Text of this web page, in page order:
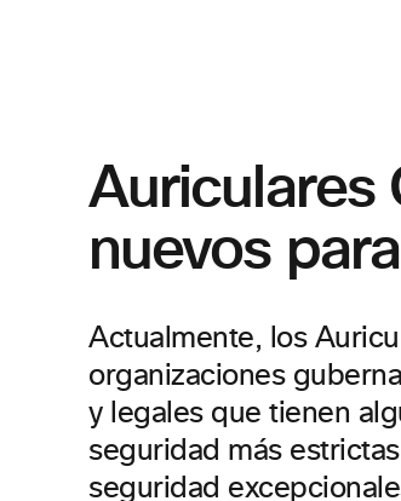
Auriculares
nuevos
Actualmente, los
organizaciones
y legales que tienen
seguridad más
seguridad